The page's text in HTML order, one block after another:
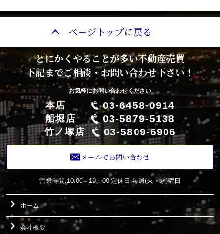
ページトップに戻る
とにかくやることが多い不動産売買
下記までご相談・お問い合わせ下さい！
お気軽にお問い合わせください
本店 03-6458-0914
船堀店 03-5879-5138
竹ノ塚店 03-5809-6906
メールでお問い合わせ
営業時間:10:00～19：00 定休日:毎週(火・水)曜日
ホーム
会社概要